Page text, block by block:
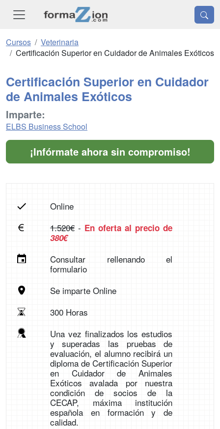
Cursos
Veterinaria
Certificación Superior en Cuidador de Animales Exóticos
Certificación Superior en Cuidador
de Animales Exóticos
Imparte:
ELBS Business School
¡Infórmate ahora sin compromiso!
Online
1.520€- En oferta al precio de
380€
Consultar rellenando el
formulario
Se imparte Online
300 Horas
Una vez finalizados los estudios
y superadas las pruebas de
evaluación, el alumno recibirá un
diploma de Certificación Superior
en Cuidador de Animales
Exóticos avalada por nuestra
condición de socios de la
CECAP, máxima institución
española en formación y de
calidad.